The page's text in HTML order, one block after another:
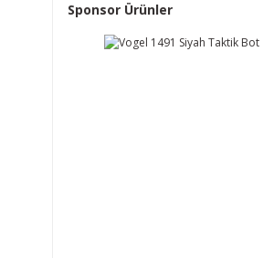
Sponsor Ürünler